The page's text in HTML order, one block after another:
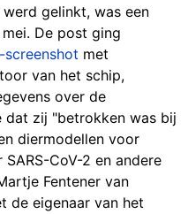
gelinkt, was een
De post ging
met
van het schip,
over de
dat zij "betrokken was bij
diermodellen voor
CoV-2 en andere
Fentener van
de eigenaar van het